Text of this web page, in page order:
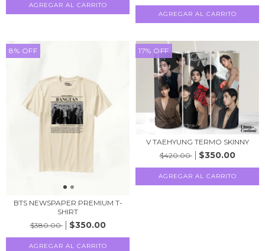
AGREGAR AL CARRITO
AGREGAR AL CARRITO
8% OFF
BTS NEWSPAPER PREMIUM T-
SHIRT
$380.00
$350.00
AGREGAR AL CARRITO
17% OFF
V TAEHYUNG TERMO SKINNY
$420.00
$350.00
AGREGAR AL CARRITO